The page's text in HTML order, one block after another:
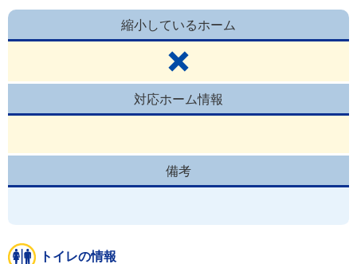
縮小しているホーム
対応ホーム情報
備考
トイレの情報